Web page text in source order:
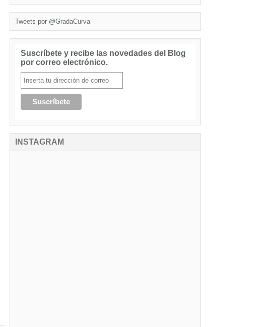
Tweets por @GradaCurva
Suscríbete y recibe las novedades del Blog
por correo electrónico.
INSTAGRAM